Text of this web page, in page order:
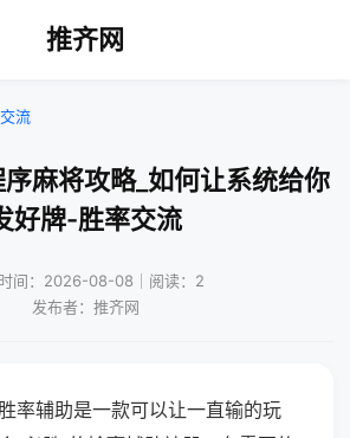
推齐网
流
麻将攻略_如何让系统给你
好牌-胜率交流
间：2026-08-08｜阅读：2
发布者：推齐网
率辅助是一款可以让一直输的玩